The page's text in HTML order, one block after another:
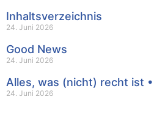
Inhaltsverzeichnis
24. Juni 2026
Good News
24. Juni 2026
Alles, was (nicht) recht ist
24. Juni 2026